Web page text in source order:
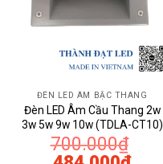
ĐÈN LED ÂM BẬC THANG
Đèn LED Âm Cầu Thang 2w
3w 5w 9w 10w (TDLA-CT10)
700.000₫